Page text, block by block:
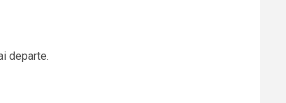
departe.